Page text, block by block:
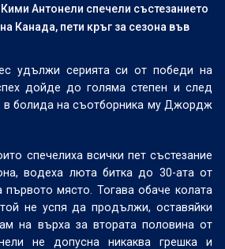
Антонели спечели състезанието
Канада, пети кръг за сезона във
удължи серията си от победи на
дойде до голяма степен и след
в болида на съотборника му Джордж
спечелиха всички пет състезание
водеха люта битка до 30-ата от
място. Тогава обаче колата
не успя да продължи, оставяйки
на върха за втората половина от
не допусна никаква грешка и